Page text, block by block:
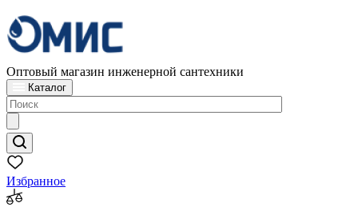
Оптовый магазин инженерной сантехники
Каталог
Избранное